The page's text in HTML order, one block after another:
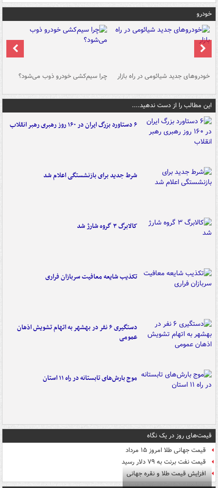
خودرو
خودروهای جدید شیائومی در راه بازار چرا سیم‌کشی خودرو ذوب می‌شود؟
این مطالب را از دست ندهید....
۶ دستاورد بزرگ ایران در ۱۶۰ روز رهبری رهبر انقلاب
شرط جدید برای بازنشستگی اعلام شد
کالابرگ ۳ گروه شارژ شد
تکذیب شایعه معافیت سربازان فراری
دستگیری ۶ نفر در بهشهر به اتهام تشویش اذهان
عمومی
موج بارش‌های تابستانه در راه ۱۱ استان
قیمت‌های روز در یک نگاه
قیمت جهانی طلا امروز ۱۵ مرداد
قیمت نفت برنت به ۷۹ دلار رسید
افزایش قیمت طلا و نقره جهانی